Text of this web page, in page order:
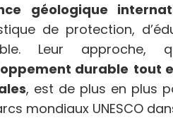
géologique
de protection,
Leur approche,
durable tout
, est de plus en plus
mondiaux UNESCO